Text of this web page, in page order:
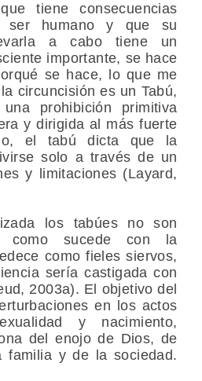
tiene consecuencias
ser humano y que su
a cabo tiene un
importante, se hace
se hace, lo que me
circuncisión es un Tabú,
prohibición primitiva
y dirigida al más fuerte
el tabú dicta que la
solo a través de un
y limitaciones (Layard,
los tabúes no son
como sucede con la
como fieles siervos,
sería castigada con
2003a). El objetivo del
en los actos
y nacimiento,
del enojo de Dios, de
familia y de la sociedad.